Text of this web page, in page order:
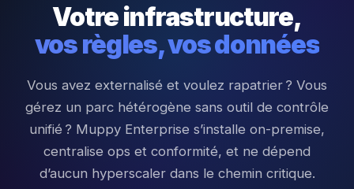
Votre infrastructure,
vos règles, vos données
Vous avez externalisé et voulez rapatrier ? Vous
gérez un parc hétérogène sans outil de contrôle
unifié ? Muppy Enterprise s’installe on-premise,
centralise ops et conformité, et ne dépend
d’aucun hyperscaler dans le chemin critique.